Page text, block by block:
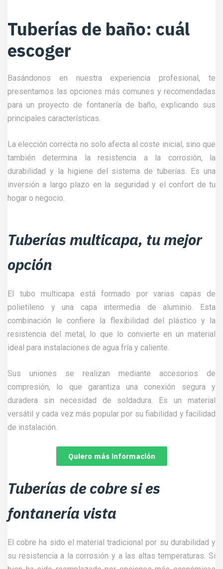
Tuberías de baño: cuál
escoger
Basándonos en nuestra experiencia profesional, te
presentamos las opciones más comunes y recomendadas
para un proyecto de fontanería de baño, explicando sus
principales características.
La elección correcta no solo afecta al coste inicial, sino que
también determina la resistencia a la corrosión, la
durabilidad y la higiene del sistema de tuberías. Es una
inversión a largo plazo en la seguridad y el confort de tu
hogar o negocio.
Tuberías multicapa, tu mejor
opción
El tubo multicapa está formado por varias capas de
polietileno y una capa intermedia de aluminio. Esta
combinación le confiere la flexibilidad del plástico y la
resistencia del metal, lo que lo convierte en un material
ideal para instalaciones de agua fría y caliente.
Sus uniones se realizan mediante accesorios de
compresión, lo que garantiza una conexión segura y
duradera sin necesidad de soldadura. Es un material
versátil y cada vez más popular por su fiabilidad y facilidad
de instalación.
Quiero más información
Tuberías de cobre si es
fontanería vista
El cobre ha sido el material tradicional por su durabilidad y
su resistencia a la corrosión y a las altas temperaturas. Si